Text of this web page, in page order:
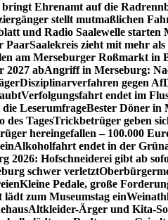
Ehrenamt auf die
stellt mutmaßlichen
und Radio Saalewelle starten
PaarSaalekreis zieht mit mehr
am Merseburger Roßmarkt in
2027 abAngriff in Merseburg:
Disziplinarverfahren gegen
Verfolgungsfahrt endet im
LeserumfrageBester Döner in
des TagesTrickbetrüger geben
hereingefallen – 100.000
Alkoholfahrt endet in der
2026: Hofschneiderei gibt ab
schwer verletzt
Kleine Pedale, große
zum Museumstag ein
Altkleider-Ärger und Kita-